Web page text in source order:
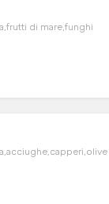
di mare,funghi